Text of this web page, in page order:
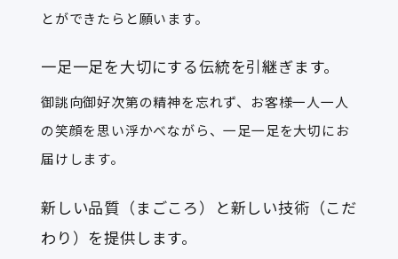
とができたらと願います。
一足一足を大切にする伝統を引継ぎます。
御誂向御好次第の精神を忘れず、お客様一人一人
の笑顔を思い浮かべながら、一足一足を大切にお
届けします。
新しい品質（まごころ）と新しい技術（こだ
わり）を提供します。